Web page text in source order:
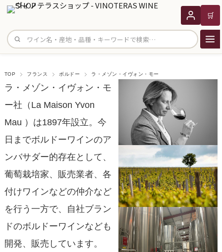
サイト内検索
🛒
TOP フランス ボルドー ラ・メゾン・イヴォン・モー
ラ・メゾン・イヴォン・モ
ー社（La Maison Yvon
Mau ）は1897年設立。今
日までボルドーワインのア
ンバサダー的存在として、
葡萄栽培家、販売業者、各
付けワインなどの仲介など
を行う一方で、自社ブラン
ドのボルドーワインなども
開発、販売しています。